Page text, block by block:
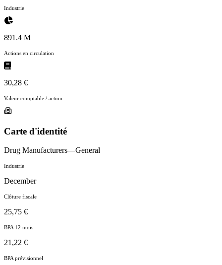
Industrie
891.4 M
Actions en circulation
30,28 €
Valeur comptable / action
Carte d'identité
Drug Manufacturers—General
Industrie
December
Clôture fiscale
25,75 €
BPA 12 mois
21,22 €
BPA prévisionnel